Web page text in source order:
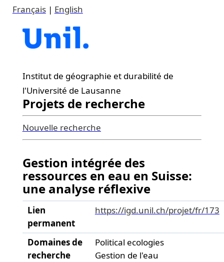
Français| English
Institut de géographie et durabilité de
l'Université de Lausanne
Projets de recherche
Nouvelle recherche
Gestion intégrée des
ressources en eau en Suisse:
une analyse réflexive
Lien
permanent
https://igd.unil.ch/projet/fr/173
Domaines de
recherche
Political ecologies
Gestion de l'eau